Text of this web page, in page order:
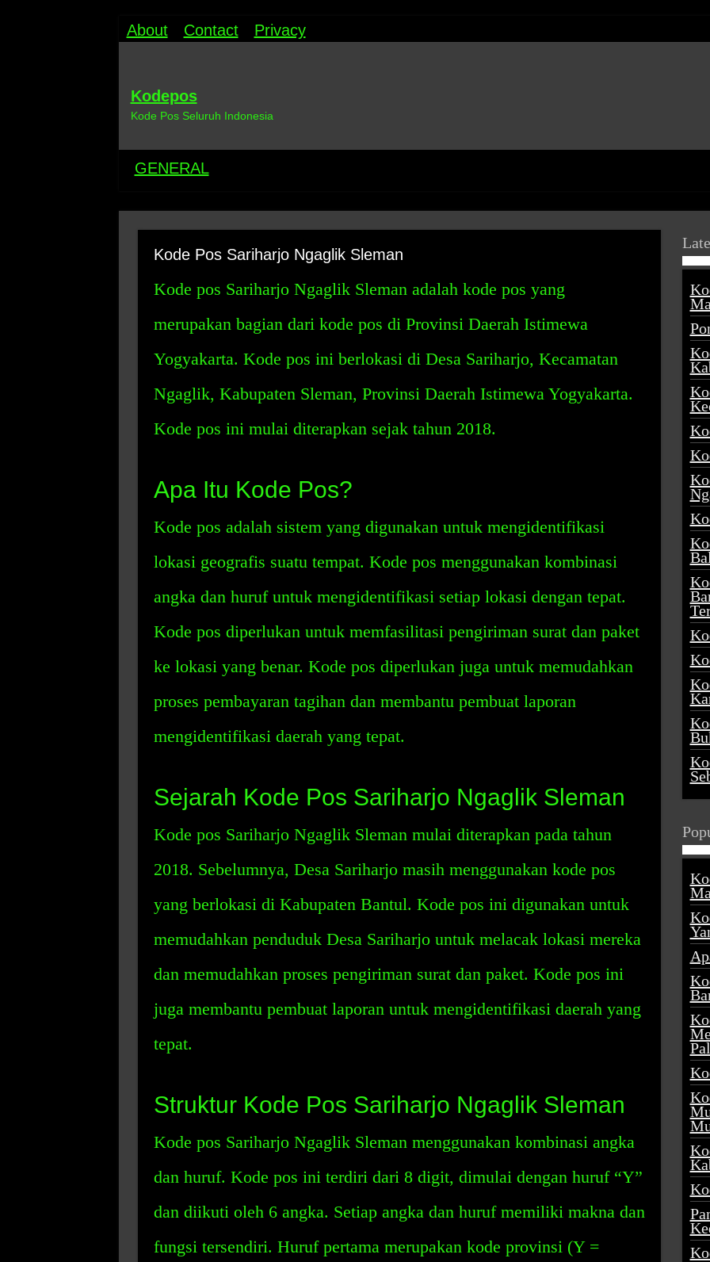
About Contact Privacy
Kodepos
Kode Pos Seluruh Indonesia
GENERAL
Kode Pos Sariharjo Ngaglik Sleman
Kode pos Sariharjo Ngaglik Sleman adalah kode pos yang
merupakan bagian dari kode pos di Provinsi Daerah Istimewa
Yogyakarta. Kode pos ini berlokasi di Desa Sariharjo, Kecamatan
Ngaglik, Kabupaten Sleman, Provinsi Daerah Istimewa Yogyakarta.
Kode pos ini mulai diterapkan sejak tahun 2018.
Apa Itu Kode Pos?
Kode pos adalah sistem yang digunakan untuk mengidentifikasi
lokasi geografis suatu tempat. Kode pos menggunakan kombinasi
angka dan huruf untuk mengidentifikasi setiap lokasi dengan tepat.
Kode pos diperlukan untuk memfasilitasi pengiriman surat dan paket
ke lokasi yang benar. Kode pos diperlukan juga untuk memudahkan
proses pembayaran tagihan dan membantu pembuat laporan
mengidentifikasi daerah yang tepat.
Sejarah Kode Pos Sariharjo Ngaglik Sleman
Kode pos Sariharjo Ngaglik Sleman mulai diterapkan pada tahun
2018. Sebelumnya, Desa Sariharjo masih menggunakan kode pos
yang berlokasi di Kabupaten Bantul. Kode pos ini digunakan untuk
memudahkan penduduk Desa Sariharjo untuk melacak lokasi mereka
dan memudahkan proses pengiriman surat dan paket. Kode pos ini
juga membantu pembuat laporan untuk mengidentifikasi daerah yang
tepat.
Struktur Kode Pos Sariharjo Ngaglik Sleman
Kode pos Sariharjo Ngaglik Sleman menggunakan kombinasi angka
dan huruf. Kode pos ini terdiri dari 8 digit, dimulai dengan huruf “Y”
dan diikuti oleh 6 angka. Setiap angka dan huruf memiliki makna dan
fungsi tersendiri. Huruf pertama merupakan kode provinsi (Y =